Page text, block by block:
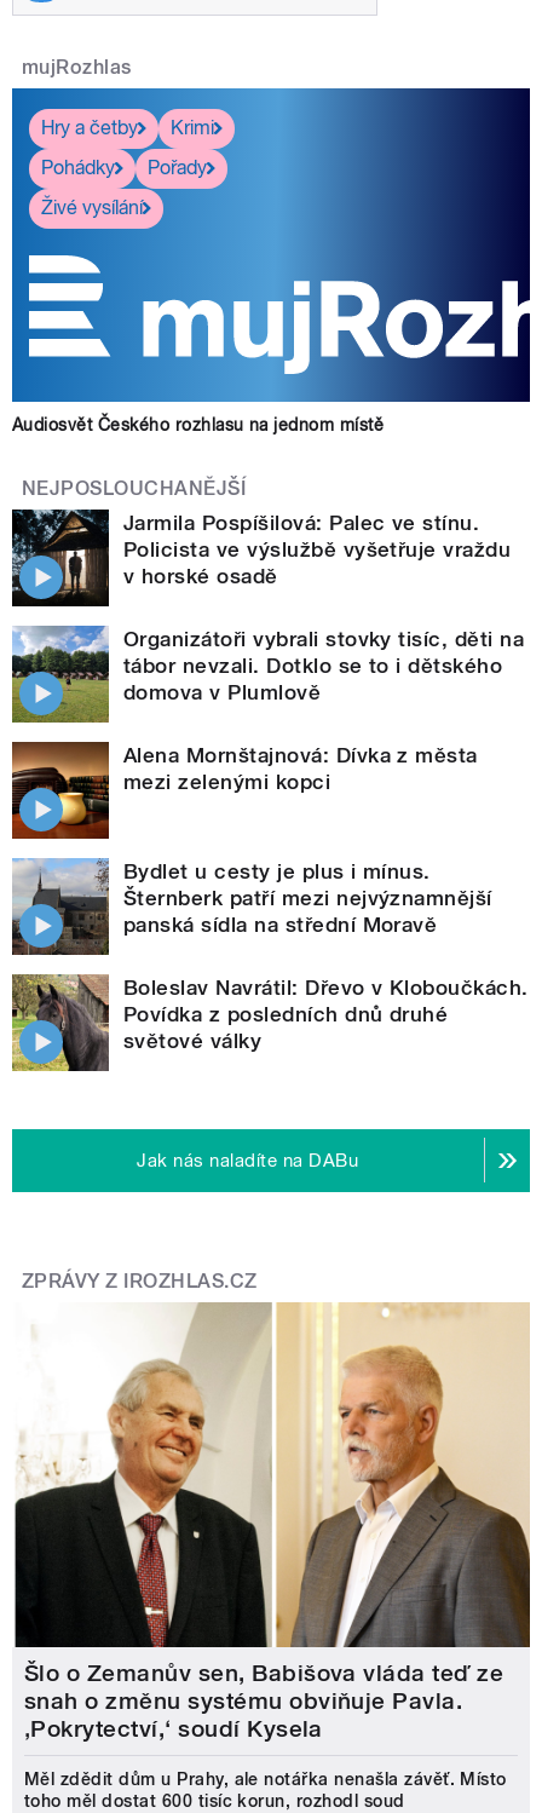
mujRozhlas
Hry a četby
Krimi
Pohádky
Pořady
Živé vysílání
Audiosvět Českého rozhlasu na jednom místě
NEJPOSLOUCHANĚJŠÍ
Jarmila Pospíšilová: Palec ve stínu.
Policista ve výslužbě vyšetřuje vraždu
v horské osadě
Organizátoři vybrali stovky tisíc, děti na
tábor nevzali. Dotklo se to i dětského
domova v Plumlově
Alena Mornštajnová: Dívka z města
mezi zelenými kopci
Bydlet u cesty je plus i mínus.
Šternberk patří mezi nejvýznamnější
panská sídla na střední Moravě
Boleslav Navrátil: Dřevo v Kloboučkách.
Povídka z posledních dnů druhé
světové války
Jak nás naladíte na DABu
ZPRÁVY Z IROZHLAS.CZ
Šlo o Zemanův sen, Babišova vláda teď ze
snah o změnu systému obviňuje Pavla.
‚Pokrytectví,‘ soudí Kysela
Měl zdědit dům u Prahy, ale notářka nenašla závěť. Místo
toho měl dostat 600 tisíc korun, rozhodl soud